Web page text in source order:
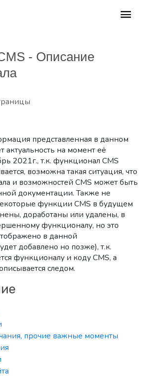
- Описание
представленная в данном
актуальность на момент её
2021г., т.к. функционал CMS
возможна такая ситуация, что
и возможностей CMS может быть
документации. Также не
функции CMS в будущем
доработаны или удалены, в
функционалу, но это
в данной
добавлено но позже), т.к.
функционалу и коду CMS, а
следом.
прочие важные моменты